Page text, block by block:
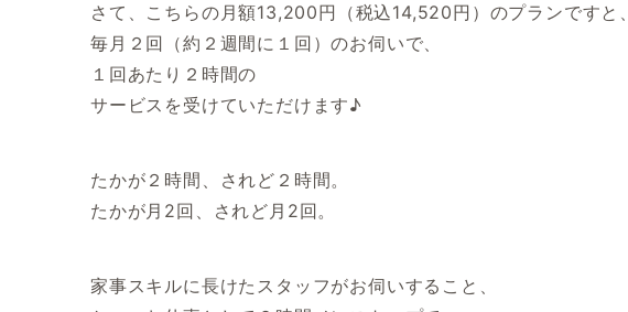
さて、こちらの月額13,200円（税込14,520円）のプランですと、
毎月２回（約２週間に１回）のお伺いで、
１回あたり２時間の
サービスを受けていただけます♪
たかが２時間、されど２時間。
たかが月2回、されど月2回。
家事スキルに長けたスタッフがお伺いすること、